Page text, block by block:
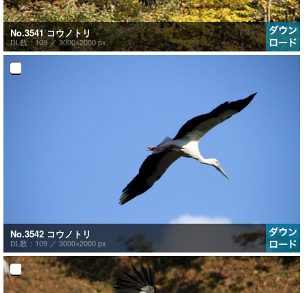
No.3541 コウノトリ
DL数：109 ／ 3000×2000 px
No.3542 コウノトリ
DL数：109 ／ 3000×2000 px